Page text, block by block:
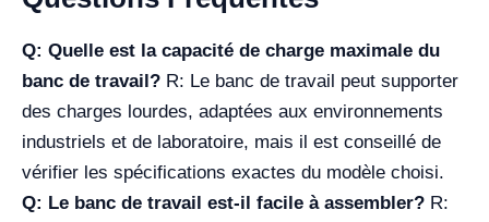
Q: Quelle est la capacité de charge maximale du
banc de travail? R: Le banc de travail peut supporter
des charges lourdes, adaptées aux environnements
industriels et de laboratoire, mais il est conseillé de
vérifier les spécifications exactes du modèle choisi.
Q: Le banc de travail est-il facile à assembler? R: